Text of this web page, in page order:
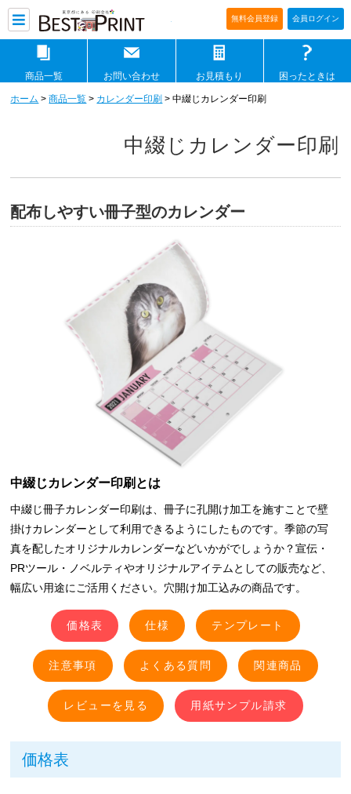
印刷通販ベストプリントベストプリ
無料会員登録 会員ログイン
商品一覧 お問い合わせ お見積もり 困ったときは
ホーム >商品一覧 > カレンダー印刷 > 中綴じカレンダー印刷
中綴じカレンダー印刷
配布しやすい冊子型のカレンダー
中綴じカレンダー印刷とは
中綴じ冊子カレンダー印刷は、冊子に孔開け加工を施すことで壁
掛けカレンダーとして利用できるようにしたものです。季節の写
真を配したオリジナルカレンダーなどいかがでしょうか？宣伝・
PRツール・ノベルティやオリジナルアイテムとしての販売など、
幅広い用途にご活用ください。穴開け加工込みの商品です。
価格表 仕様 テンプレート
注意事項 よくある質問 関連商品
レビューを見る 用紙サンプル請求
価格表